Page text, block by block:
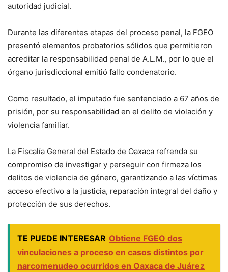
autoridad judicial.
Durante las diferentes etapas del proceso penal, la FGEO
presentó elementos probatorios sólidos que permitieron
acreditar la responsabilidad penal de A.L.M., por lo que el
órgano jurisdiccional emitió fallo condenatorio.
Como resultado, el imputado fue sentenciado a 67 años de
prisión, por su responsabilidad en el delito de violación y
violencia familiar.
La Fiscalía General del Estado de Oaxaca refrenda su
compromiso de investigar y perseguir con firmeza los
delitos de violencia de género, garantizando a las víctimas
acceso efectivo a la justicia, reparación integral del daño y
protección de sus derechos.
TE PUEDE INTERESAR Obtiene FGEO dos
vinculaciones a proceso en casos distintos por
narcomenudeo ocurridos en Oaxaca de Juárez